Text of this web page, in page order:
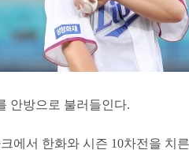
안방으로 불러들인다.
에서 한화와 시즌 10차전을 치